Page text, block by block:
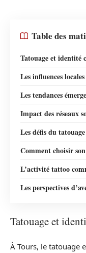
Table des
Tatouage et identité
Les influences
Les tendances
Impact des réseaux
Les défis du
Comment choisir
L’activité tattoo
Les perspectives
Tatouage et
À Tours, le tatouage